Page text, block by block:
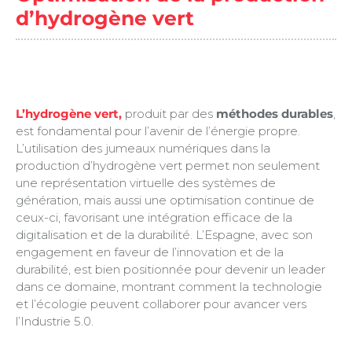
d’hydrogène vert
L’hydrogène vert, produit par des méthodes durables,
est fondamental pour l’avenir de l’énergie propre.
L’utilisation des jumeaux numériques dans la
production d’hydrogène vert permet non seulement
une représentation virtuelle des systèmes de
génération, mais aussi une optimisation continue de
ceux-ci, favorisant une intégration efficace de la
digitalisation et de la durabilité. L’Espagne, avec son
engagement en faveur de l’innovation et de la
durabilité, est bien positionnée pour devenir un leader
dans ce domaine, montrant comment la technologie
et l’écologie peuvent collaborer pour avancer vers
l’Industrie 5.0.